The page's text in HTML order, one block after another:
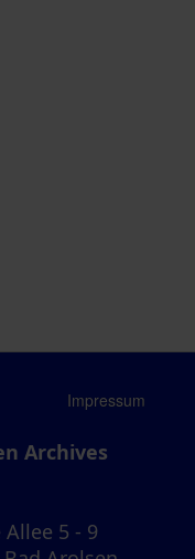
Impressum
Archives
Allee 5 - 9